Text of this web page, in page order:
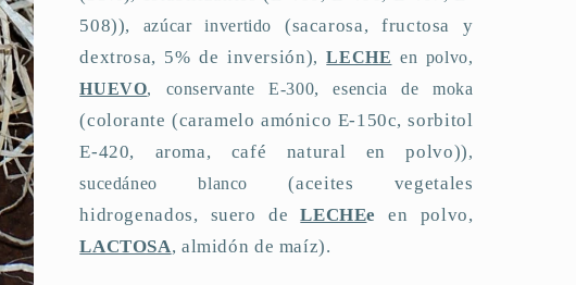
508)), azúcar invertido (sacarosa, fructosa y
dextrosa, 5% de inversión),LECHE en polvo,
HUEVO, conservante E-300,esencia de moka
(colorante (caramelo amónico E-150c, sorbitol
E-420, aroma, café natural en polvo)),
sucedáneo blanco(aceites vegetales
hidrogenados, suero deLECHEe
en polvo,
LACTOSA, almidón de maíz).